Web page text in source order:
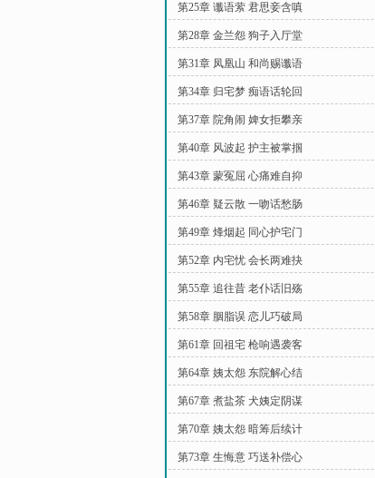
第25章 谶语萦 君思妾含嗔
第28章 金兰怨 狗子入厅堂
第31章 凤凰山 和尚赐谶语
第34章 归宅梦 痴语话轮回
第37章 院角闹 婢女拒攀亲
第40章 风波起 护主被掌掴
第43章 蒙冤屈 心痛难自抑
第46章 疑云散 一吻话愁肠
第49章 烽烟起 同心护宅门
第52章 内宅忧 会长两难抉
第55章 追往昔 老仆话旧殇
第58章 胭脂误 恋儿巧破局
第61章 回祖宅 枪响遇袭客
第64章 姨太怨 东院解心结
第67章 煮盐茶 犬姨定阴谋
第70章 姨太怨 暗筹后续计
第73章 生悔意 巧送补偿心